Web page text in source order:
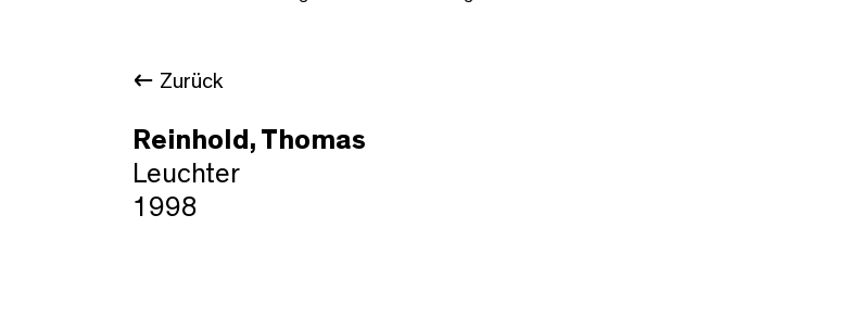
Zurück
Reinhold, Thomas
Leuchter
1998